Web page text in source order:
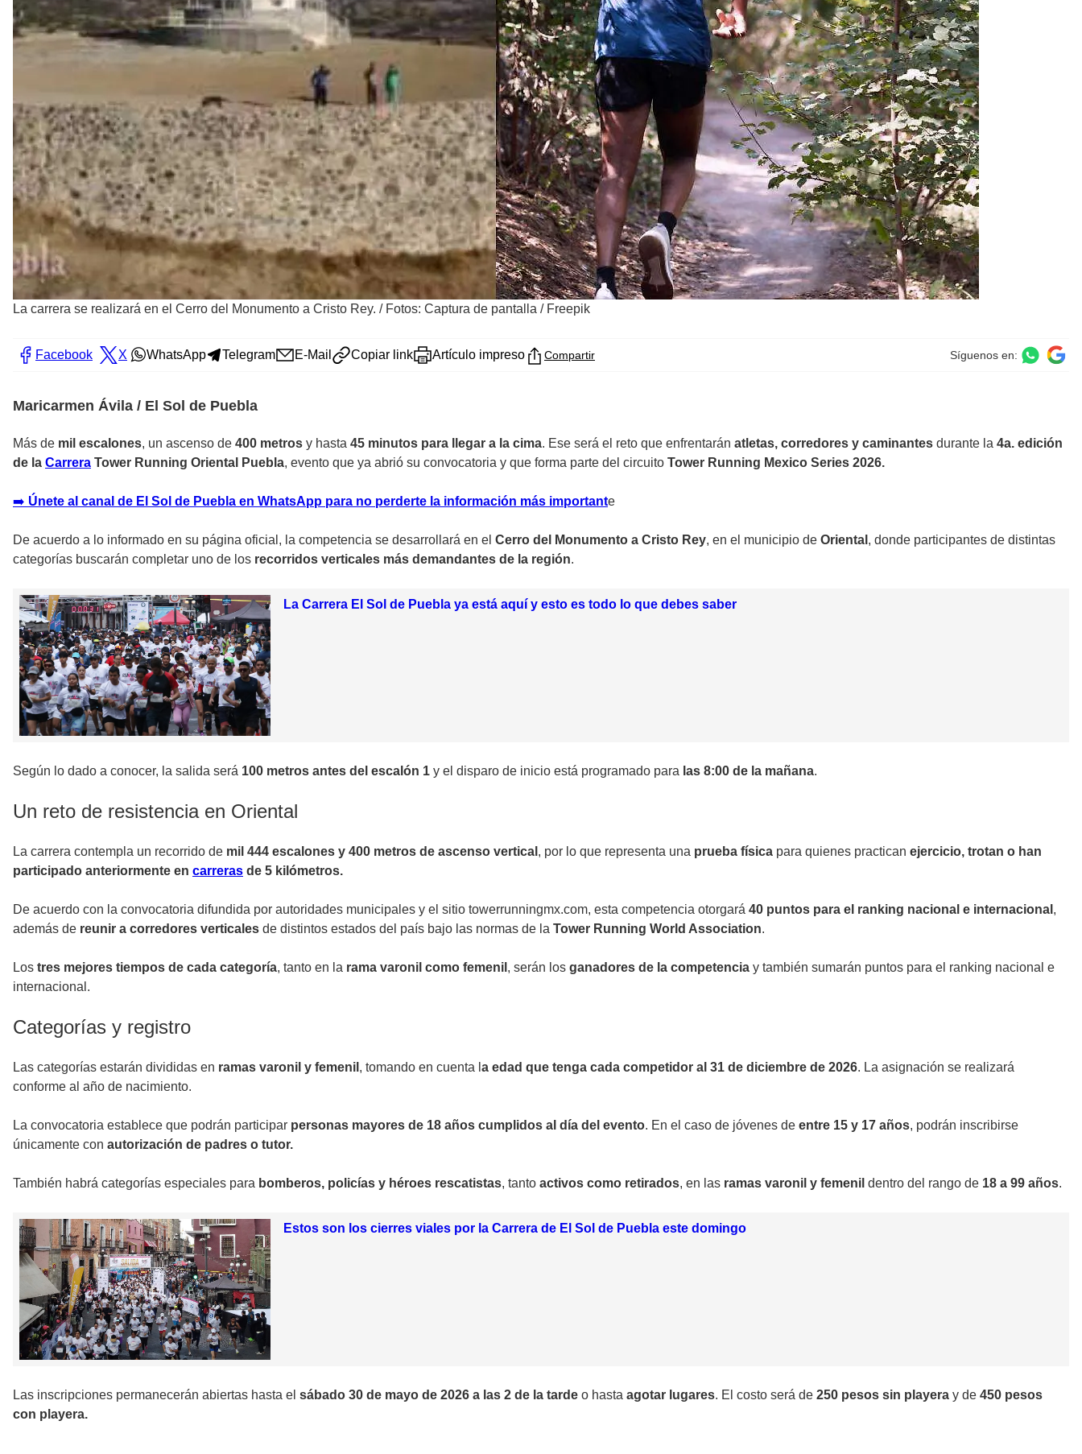
La carrera se realizará en el Cerro del Monumento a Cristo Rey. / Fotos: Captura de pantalla / Freepik
Facebook X WhatsApp Telegram E-Mail Copiar link Artículo impreso Compartir Síguenos en:
Maricarmen Ávila / El Sol de Puebla
Más de mil escalones, un ascenso de 400 metros y hasta 45 minutos para llegar a la cima. Ese será el reto que enfrentarán atletas, corredores y caminantes durante la 4a. edición
de la Carrera Tower Running Oriental Puebla, evento que ya abrió su convocatoria y que forma parte del circuito Tower Running Mexico Series 2026.
➡️ Únete al canal de El Sol de Puebla en WhatsApp para no perderte la información más importante
De acuerdo a lo informado en su página oficial, la competencia se desarrollará en el Cerro del Monumento a Cristo Rey, en el municipio de Oriental , donde participantes de distintas
categorías buscarán completar uno de los recorridos verticales más demandantes de la región.
La Carrera El Sol de Puebla ya está aquí y esto es todo lo que debes saber
Según lo dado a conocer, la salida será 100 metros antes del escalón 1 y el disparo de inicio está programado para las 8:00 de la mañana.
Un reto de resistencia en Oriental
La carrera contempla un recorrido de mil 444 escalones y 400 metros de ascenso vertical , por lo que representa una prueba física para quienes practican ejercicio, trotan o han
participado anteriormente en carreras de 5 kilómetros.
De acuerdo con la convocatoria difundida por autoridades municipales y el sitio towerrunningmx.com, esta competencia otorgará 40 puntos para el ranking nacional e internacional ,
además de reunir a corredores verticales de distintos estados del país bajo las normas de la Tower Running World Association.
Los tres mejores tiempos de cada categoría, tanto en la rama varonil como femenil , serán los ganadores de la competencia y también sumarán puntos para el ranking nacional e
internacional.
Categorías y registro
Las categorías estarán divididas en ramas varonil y femenil , tomando en cuenta l a edad que tenga cada competidor al 31 de diciembre de 2026. La asignación se realizará
conforme al año de nacimiento.
La convocatoria establece que podrán participar personas mayores de 18 años cumplidos al día del evento. En el caso de jóvenes de entre 15 y 17 años, podrán inscribirse
únicamente con autorización de padres o tutor.
También habrá categorías especiales para bomberos, policías y héroes rescatistas, tanto activos como retirados, en las ramas varonil y femenil dentro del rango de 18 a 99 años.
Estos son los cierres viales por la Carrera de El Sol de Puebla este domingo
Las inscripciones permanecerán abiertas hasta el sábado 30 de mayo de 2026 a las 2 de la tarde o hasta agotar lugares. El costo será de 250 pesos sin playera y de 450 pesos
con playera.